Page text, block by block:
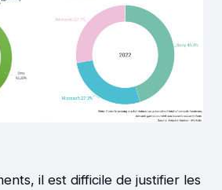
il est difficile de justifier les